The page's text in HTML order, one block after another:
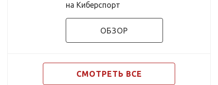
на Киберспорт
ОБЗОР
СМОТРЕТЬ ВСЕ